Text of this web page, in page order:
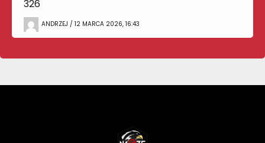
326
ANDRZEJ / 12 MARCA 2026, 16:43